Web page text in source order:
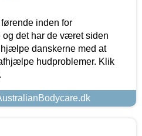
inden for
det har de været siden
danskerne med at
hudproblemer. Klik